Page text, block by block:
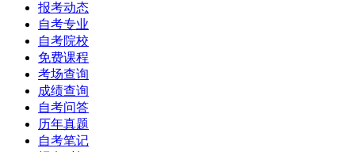
报考动态
自考专业
自考院校
免费课程
考场查询
成绩查询
自考问答
历年真题
自考笔记